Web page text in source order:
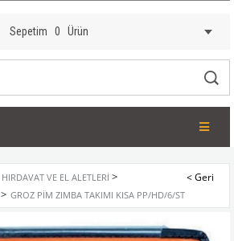
Sepetim 0 Ürün
HIRDAVAT VE EL ALETLERI >
> GROZ PIM ZIMBA TAKIMI KISA PP/HD/6/ST